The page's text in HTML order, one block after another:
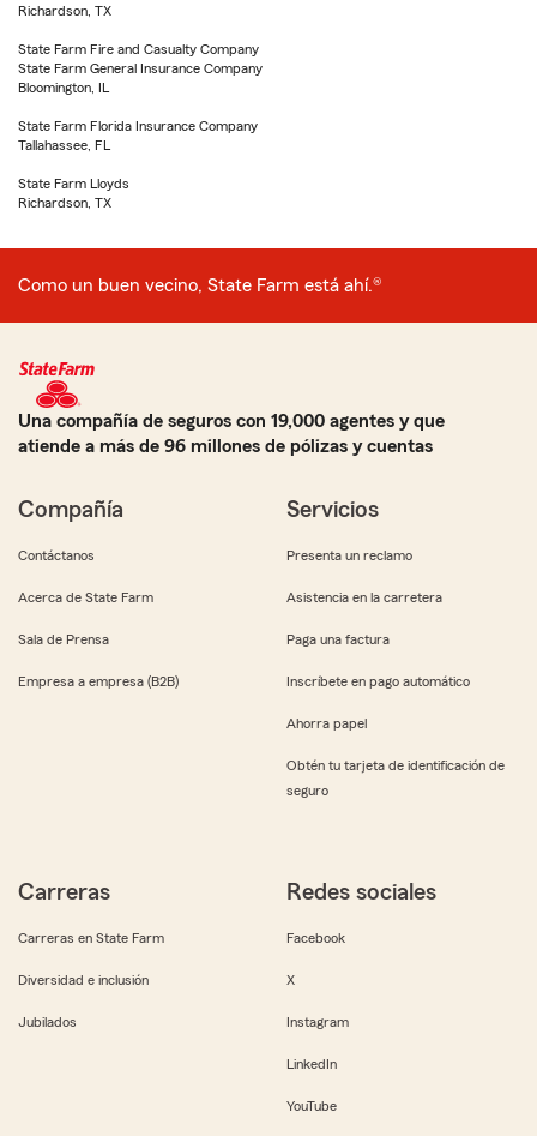
Richardson, TX
State Farm Fire and Casualty Company
State Farm General Insurance Company
Bloomington, IL
State Farm Florida Insurance Company
Tallahassee, FL
State Farm Lloyds
Richardson, TX
Como un buen vecino, State Farm está ahí.®
Una compañía de seguros con 19,000 agentes y que
atiende a más de 96 millones de pólizas y cuentas
Compañía
Contáctanos
Acerca de State Farm
Sala de Prensa
Empresa a empresa (B2B)
Servicios
Presenta un reclamo
Asistencia en la carretera
Paga una factura
Inscríbete en pago automático
Ahorra papel
Obtén tu tarjeta de identificación de
seguro
Carreras
Carreras en State Farm
Diversidad e inclusión
Jubilados
Redes sociales
Facebook
X
Instagram
LinkedIn
YouTube